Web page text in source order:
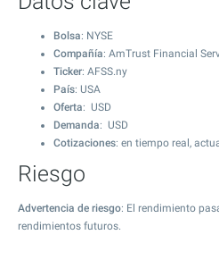
Bolsa: NYSE
Compañía: AmTrust Financial
Ticker: AFSS.ny
País: USA
Oferta: USD
Demanda: USD
Cotizaciones: en tiempo real,
Riesgo
Advertencia de riesgo: El rendimiento
rendimientos futuros.